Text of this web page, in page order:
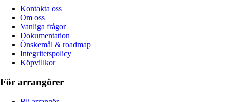
Kontakta oss
Om oss
Vanliga frågor
Dokumentation
Önskemål & roadmap
Integritetspolicy
Köpvillkor
För arrangörer